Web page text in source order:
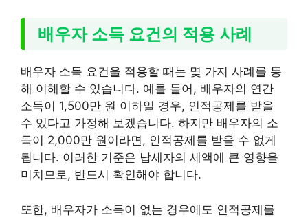
배우자 소득 요건의 적용 사례
배우자 소득 요건을 적용할 때는 몇 가지 사례를 통
해 이해할 수 있습니다. 예를 들어, 배우자의 연간
소득이 1,500만 원 이하일 경우, 인적공제를 받을
수 있다고 가정해 보겠습니다. 하지만 배우자의 소
득이 2,000만 원이라면, 인적공제를 받을 수 없게
됩니다. 이러한 기준은 납세자의 세액에 큰 영향을
미치므로, 반드시 확인해야 합니다.
또한, 배우자가 소득이 없는 경우에도 인적공제를